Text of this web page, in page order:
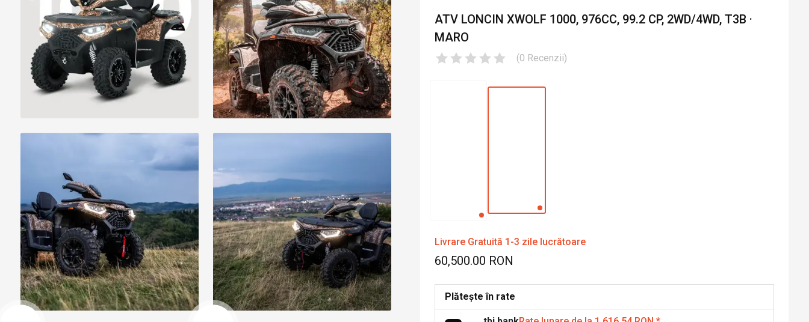
ATV LONCIN XWOLF 1000, 976CC, 99.2 CP, 2WD/4WD, T3B ·
MARO
(0 Recenzii)
Livrare Gratuită 1-3 zile lucrătoare
60,500.00 RON
Plătește în rate